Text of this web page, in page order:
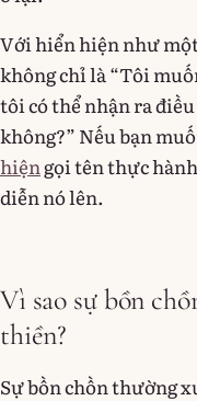
Với hiển hiện như
không chỉ là “Tôi
tôi có thể nhận ra
không?” Nếu bạn
hiệngọi tên thực
diễn nó lên.
Vì sao sự bồn
thiền?
Sự bồn chồn thường